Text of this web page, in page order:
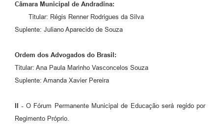
Câmara Municipal de Andradina:
Titular: Régis Renner Rodrigues da Silva
Suplente: Juliano Aparecido de Souza
Ordem dos Advogados do Brasil:
Titular: Ana Paula Marinho Vasconcelos Souza
Suplente: Amanda Xavier Pereira
II -O Fórum Permanente Municipal de Educação será regido por
Regimento Próprio.